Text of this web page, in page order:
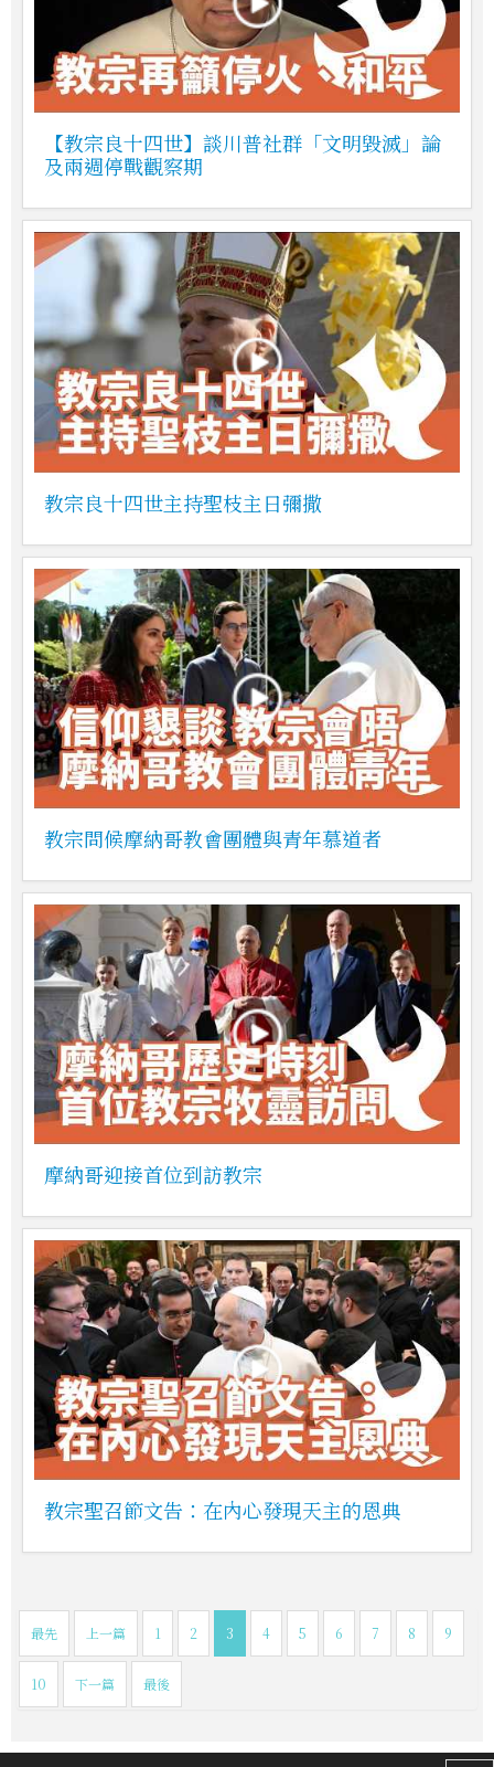
【教宗良十四世】談川普社群「文明毀滅」論
及兩週停戰觀察期
教宗良十四世主持聖枝主日彌撒
教宗問候摩納哥教會團體與青年慕道者
摩納哥迎接首位到訪教宗
教宗聖召節文告：在內心發現天主的恩典
最先 上一篇 1 2 3 4 5 6 7 8 9
10 下一篇 最後